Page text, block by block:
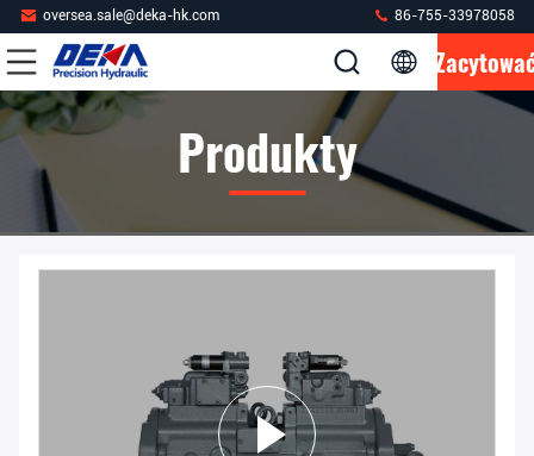
oversea.sale@deka-hk.com 86-755-33978058
Produkty